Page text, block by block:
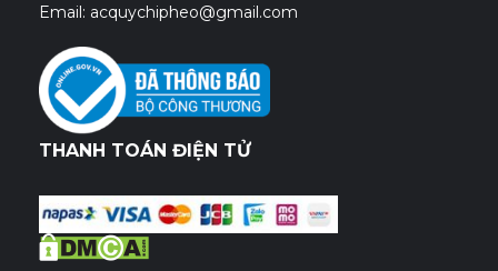
Email: acquychipheo@gmail.com
THANH TOÁN ĐIỆN TỬ